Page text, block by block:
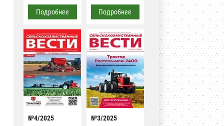
Подробнее Подробнее
№4/2025 №3/2025